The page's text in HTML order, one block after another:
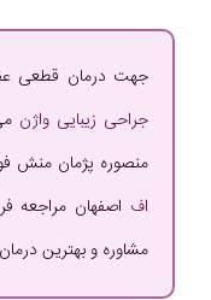
جهت درمان قطعی
جراحی زیبایی واژن
منصوره پژمان
اف اصفهان مراجعه
مشاوره و بهترین